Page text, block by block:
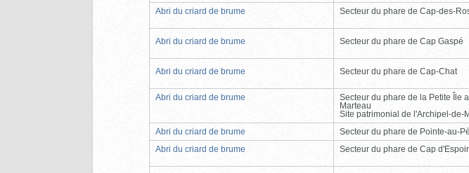
Abri du criard de brume Secteur du phare de Cap-des-
Abri du criard de brume Secteur du phare de Cap Gaspé
Abri du criard de brume Secteur du phare de Cap-Chat
Abri du criard de brume
Secteur du phare de la Petite Île
Marteau
Site patrimonial de l'Archipel-de-
Abri du criard de brume Secteur du phare de Pointe-au-
Abri du criard de brume
Secteur du phare de Cap d'Espoir